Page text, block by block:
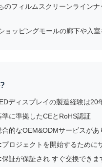
のフィルムスクリーンライン
ョッピングモールの廊下や入
ディスプレイの製造経験は20
準に準拠したCEとRoHS認証
合的なOEM&ODMサービスがあ
プロジェクトを開始するために
保証が保証され すぐ交換できま